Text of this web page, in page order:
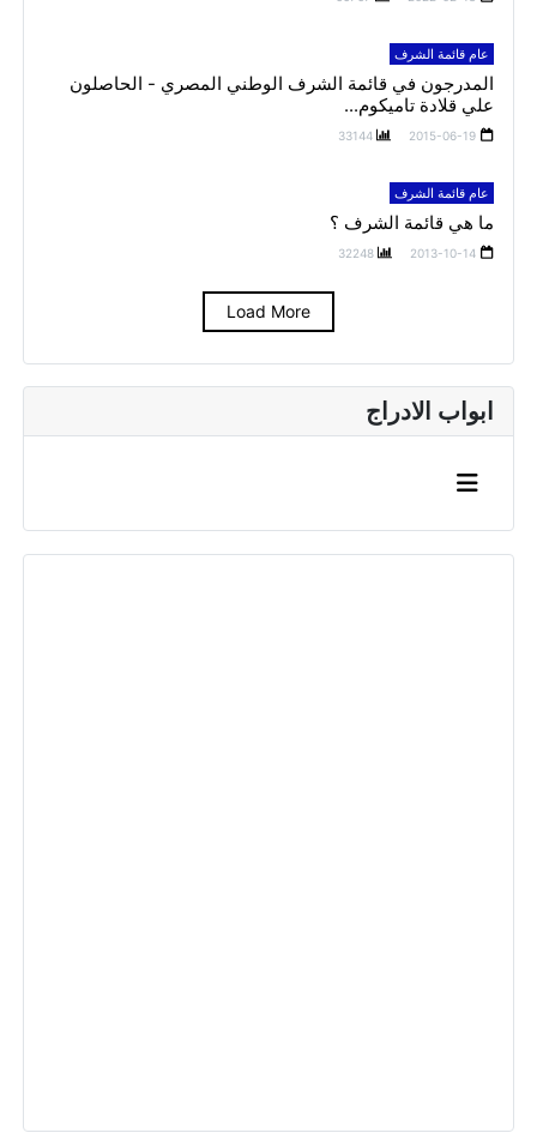
ابواب الادراج
عام قائمة الشرف
المدرجون في قائمة الشرف الوطني المصري - الحاصلون
علي قلادة تاميكوم...
2015-06-19
33144
عام قائمة الشرف
ما هي قائمة الشرف ؟
2013-10-14
32248
Load More